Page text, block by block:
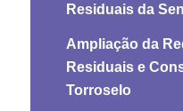
Residuais da
Ampliação da
Residuais e
Torroselo